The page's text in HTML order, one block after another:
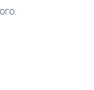
об